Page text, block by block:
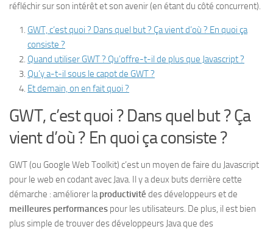
réfléchir sur son intérêt et son avenir (en étant du côté concurrent).
GWT, c’est quoi ? Dans quel but ? Ça vient d’où ? En quoi ça
consiste ?
Quand utiliser GWT ? Qu’offre-t-il de plus que Javascript ?
Qu’y a-t-il sous le capot de GWT ?
Et demain, on en fait quoi ?
GWT, c’est quoi ? Dans quel but ? Ça
vient d’où ? En quoi ça consiste ?
GWT (ou Google Web Toolkit) c’est un moyen de faire du Javascript
pour le web en codant avec Java. Il y a deux buts derrière cette
démarche : améliorer laproductivité des développeurs et de
meilleures performances pour les utilisateurs. De plus, il est bien
plus simple de trouver des développeurs Java que des